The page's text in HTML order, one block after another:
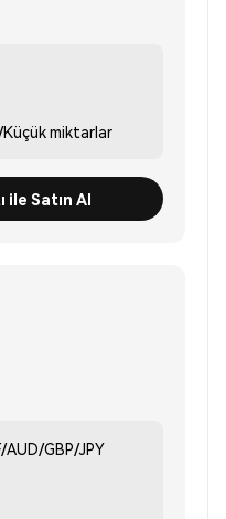
Küçük miktarlar
ile Satın Al
AUD/GBP/JPY